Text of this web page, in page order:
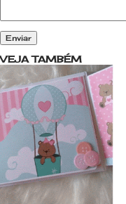
VEJA TAMBÉM